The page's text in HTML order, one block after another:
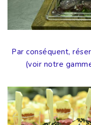
Par conséquent,
(voir notre